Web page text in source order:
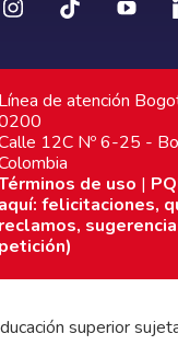
Línea de atención
12C Nº 6-25 -
de uso |
aquí: felicitaciones,
reclamos,
petición)
superior